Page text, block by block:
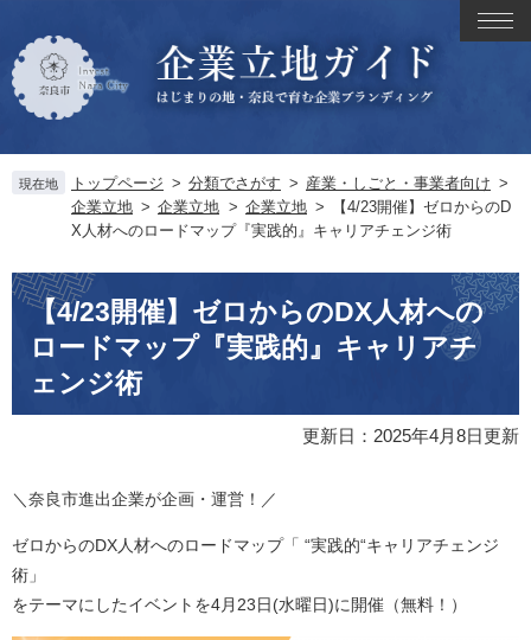
ジ
の
ュ
ー
へ
現在地 トップページ > 分類でさがす > 産業・しごと・事業者向け >
企業立地 > 企業立地 > 企業立地 >
【4/23開催】ゼロからのD
X人材へのロードマップ『実践的』キャリアチェンジ術
本
文【4/23開催】ゼロからのDX人材への
ロードマップ『実践的』キャリアチ
ェンジ術
更新日：2025年4月8日更新
＼奈良市進出企業が企画・運営！／
ゼロからのDX人材へのロードマップ「 “実践的“キャリアチェンジ
術」
をテーマにしたイベントを4月23日(水曜日)に開催（無料！）